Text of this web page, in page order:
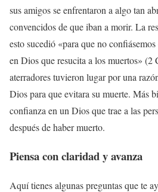
sus amigos se enfrentaron a algo tan
convencidos de que iban a morir. La
esto sucedió «para que no
en Dios que resucita a los muertos» (2
aterradores tuvieron lugar por una
Dios para que evitara su muerte. Más
confianza en un Dios que trae a las
después de haber muerto.
Piensa con claridad y avanza
Aquí tienes algunas preguntas que te